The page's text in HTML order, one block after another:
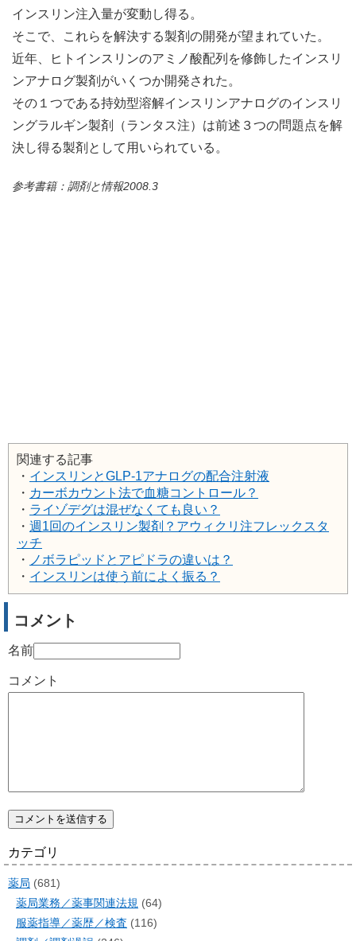
インスリン注入量が変動し得る。
そこで、これらを解決する製剤の開発が望まれていた。
近年、ヒトインスリンのアミノ酸配列を修飾したインスリ
ンアナログ製剤がいくつか開発された。
その１つである持効型溶解インスリンアナログのインスリ
ングラルギン製剤（ランタス注）は前述３つの問題点を解
決し得る製剤として用いられている。
参考書籍：調剤と情報2008.3
関連する記事
・ インスリンとGLP-1アナログの配合注射液
・ カーボカウント法で血糖コントロール？
・ ライゾデグは混ぜなくても良い？
・ 週1回のインスリン製剤？アウィクリ注フレックスタ
ッチ
・ ノボラピッドとアピドラの違いは？
・ インスリンは使う前によく振る？
コメント
名前
コメント
カテゴリ
薬局 (681)
薬局業務／薬事関連法規 (64)
服薬指導／薬歴／検査 (116)